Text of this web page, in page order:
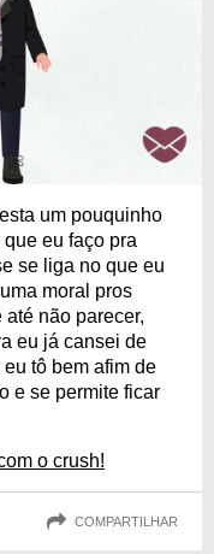
um pouquinho
eu faço pra
se liga no que eu
moral pros
não parecer,
eu já cansei de
tô bem afim de
e se permite ficar
o crush!
COMPARTILHAR